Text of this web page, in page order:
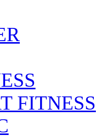
FITNESS